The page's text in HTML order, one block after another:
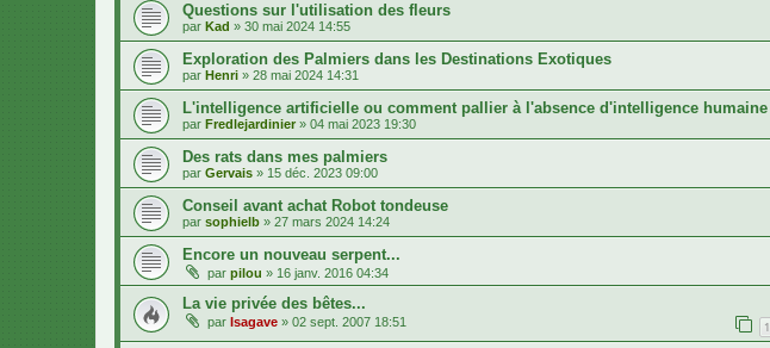
Questions sur l'utilisation des fleurs
par Kad » 30 mai 2024 14:55
Exploration des Palmiers dans les Destinations Exotiques
par Henri » 28 mai 2024 14:31
L'intelligence artificielle ou comment pallier à l'absence d'intelligence humaine
par Fredlejardinier » 04 mai 2023 19:30
Des rats dans mes palmiers
par Gervais » 15 déc. 2023 09:00
Conseil avant achat Robot tondeuse
par sophielb » 27 mars 2024 14:24
Encore un nouveau serpent...
par pilou » 16 janv. 2016 04:34
La vie privée des bêtes...
par Isagave » 02 sept. 2007 18:51 1